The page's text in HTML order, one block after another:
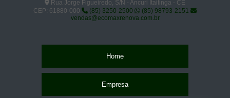
Rua Jorge Figueiredo, S/N - Ancuri Itaitinga - CE
CEP: 61880-000
(85) 3250-2500
(85) 98793-2151
vendas@ecomaxrenova.com.br
Home
Empresa